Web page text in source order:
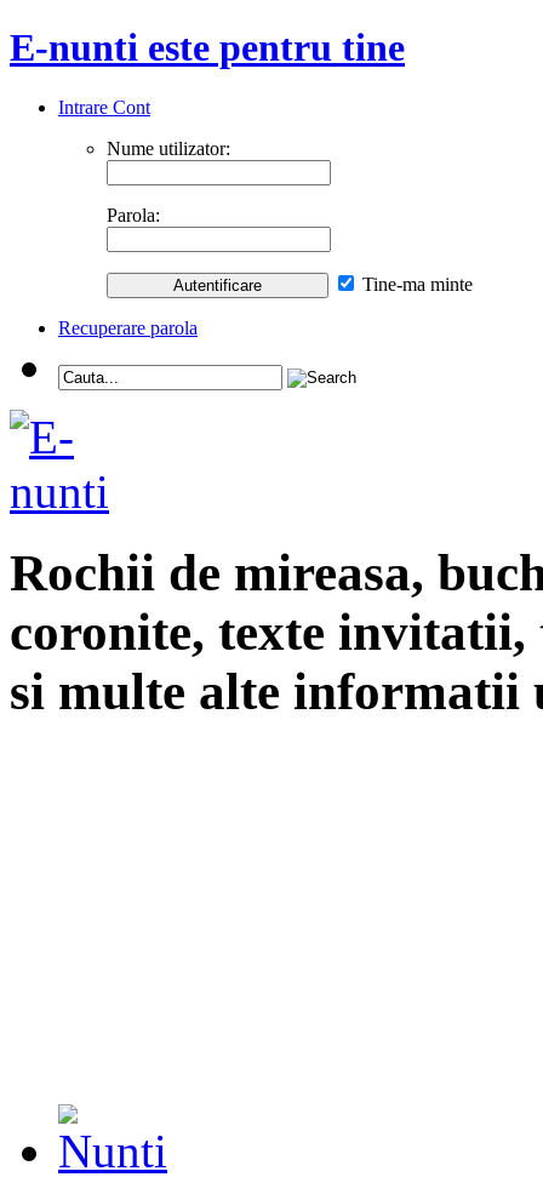
E-nunti este pentru tine
Intrare Cont
Nume utilizator:
Parola:
Tine-ma minte
Recuperare parola
Rochii de mireasa,
coronite, texte
si multe alte informatii